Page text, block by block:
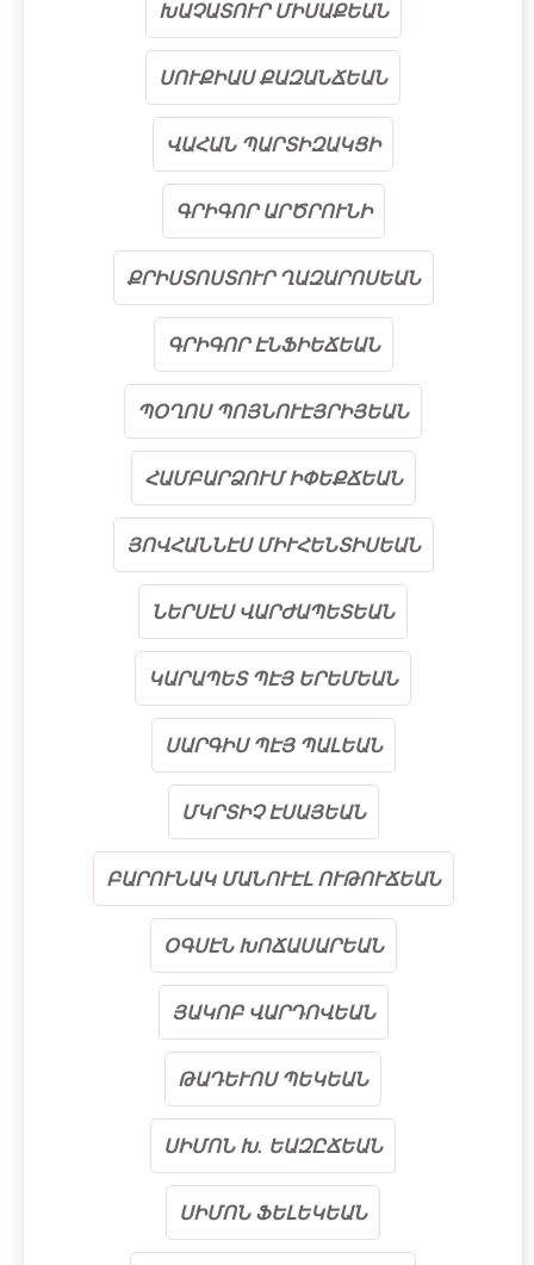
ԽԱՉԱՏՈՒՐ ՄԻՍԱՔԵԱՆ
ՍՈՒՔԻԱՍ ՔԱԶԱՆՃԵԱՆ
ՎԱՀԱՆ ՊԱՐՏԻԶԱԿՑԻ
ԳՐԻԳՈՐ ԱՐԾՐՈՒՆԻ
ՔՐԻՍՏՈՍՏՈՒՐ ՂԱԶԱՐՈՍԵԱՆ
ԳՐԻԳՈՐ ԷՆՖԻԵՃԵԱՆ
ՊՕՂՈՍ ՊՈՅՆՈՒԷՅՐԻՅԵԱՆ
ՀԱՄԲԱՐՁՈՒՄ ԻՓԵՔՃԵԱՆ
ՅՈՎՀԱՆՆԷՍ ՄԻՒՀԵՆՏԻՍԵԱՆ
ՆԵՐՍԷՍ ՎԱՐԺԱՊԵՏԵԱՆ
ԿԱՐԱՊԵՏ ՊԷՅ ԵՐԵՄԵԱՆ
ՍԱՐԳԻՍ ՊԷՅ ՊԱԼԵԱՆ
ՄԿՐՏԻՉ ԷՍԱՅԵԱՆ
ԲԱՐՈՒՆԱԿ ՄԱՆՈՒԷԼ ՈՒԹՈՒՃԵԱՆ
ՕԳՍԷՆ ԽՈՃԱՍԱՐԵԱՆ
ՅԱԿՈԲ ՎԱՐԴՈՎԵԱՆ
ԹԱԴԵՒՈՍ ՊԵԿԵԱՆ
ՍԻՄՈՆ Խ. ԵԱԶԸՃԵԱՆ
ՍԻՄՈՆ ՖԵԼԵԿԵԱՆ